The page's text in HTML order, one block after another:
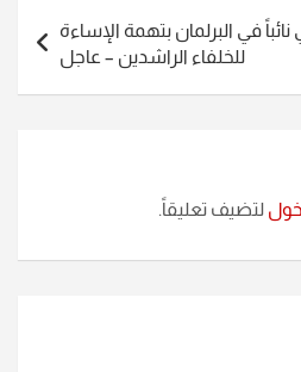
في البرلمان بتهمة الإساءة
للخلفاء الراشدين – عاجل
لتضيف تعليقاً.